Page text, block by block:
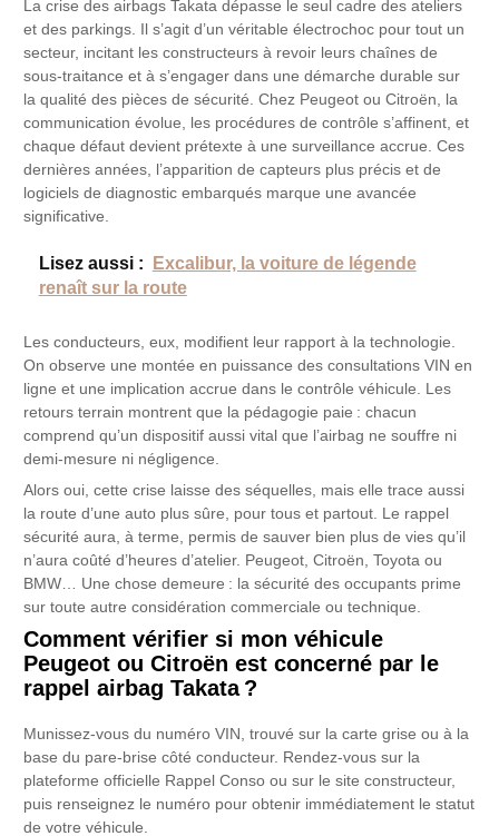
La crise des airbags Takata dépasse le seul cadre des ateliers
et des parkings. Il s’agit d’un véritable électrochoc pour tout un
secteur, incitant les constructeurs à revoir leurs chaînes de
sous-traitance et à s’engager dans une démarche durable sur
la qualité des pièces de sécurité. Chez Peugeot ou Citroën, la
communication évolue, les procédures de contrôle s’affinent, et
chaque défaut devient prétexte à une surveillance accrue. Ces
dernières années, l’apparition de capteurs plus précis et de
logiciels de diagnostic embarqués marque une avancée
significative.
Lisez aussi :
Excalibur, la voiture de légende
renaît sur la route
Les conducteurs, eux, modifient leur rapport à la technologie.
On observe une montée en puissance des consultations VIN en
ligne et une implication accrue dans le contrôle véhicule. Les
retours terrain montrent que la pédagogie paie : chacun
comprend qu’un dispositif aussi vital que l’airbag ne souffre ni
demi-mesure ni négligence.
Alors oui, cette crise laisse des séquelles, mais elle trace aussi
la route d’une auto plus sûre, pour tous et partout. Le rappel
sécurité aura, à terme, permis de sauver bien plus de vies qu’il
n’aura coûté d’heures d’atelier. Peugeot, Citroën, Toyota ou
BMW… Une chose demeure : la sécurité des occupants prime
sur toute autre considération commerciale ou technique.
Comment vérifier si mon véhicule
Peugeot ou Citroën est concerné par le
rappel airbag Takata ?
Munissez-vous du numéro VIN, trouvé sur la carte grise ou à la
base du pare-brise côté conducteur. Rendez-vous sur la
plateforme officielle Rappel Conso ou sur le site constructeur,
puis renseignez le numéro pour obtenir immédiatement le statut
de votre véhicule.